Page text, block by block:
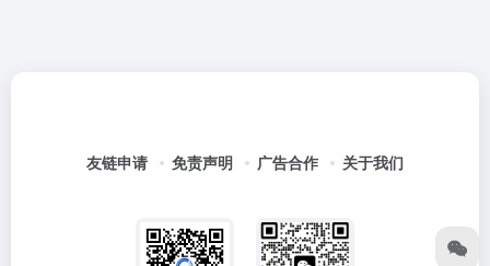
友链申请 免责声明 广告合作 关于我们